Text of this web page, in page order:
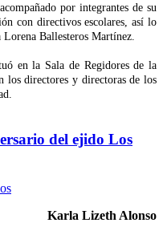
por integrantes de su
con directivos escolares, así lo
Ballesteros Martínez.
en la Sala de Regidores de la
los directores y directoras de los
del ejido Los
Karla Lizeth Alonso